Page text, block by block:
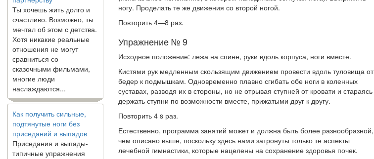
счастливо. Возможно, ты
мечтал об этом с детства.
Хотя никакие реальные
отношения не могут
сравниться со
сказочными фильмами,
многие люди
наслаждаются...
Как получить сильные,
подтянутые ноги без
приседаний и выпадов
Приседания и выпады-
типичные упражнения
для укрепления мышц
ногу. Проделать те же движения со второй ногой.
Повторить 4—8 раз.
Упражнение № 9
Исходное положение: лежа на спине, руки вдоль корпуса, ноги вместе.
Кистями рук медленным скользящим движением прове­сти вдоль туловища от
бедер к подмышкам. Одновременно плавно сгибать обе ноги в коленных
суставах, разводя их в стороны, но не отрывая ступней от кровати и стараясь
дер­жать ступни по возможности вместе, прижатыми друг к другу.
Повторить 4 s раз.
Естественно, программа занятий может и должна быть более разнообразной,
чем описано выше, поскольку здесь нами затронуты только те аспекты
лечебной гимнастики, ко­торые нацелены на сохранение здоровья почек.